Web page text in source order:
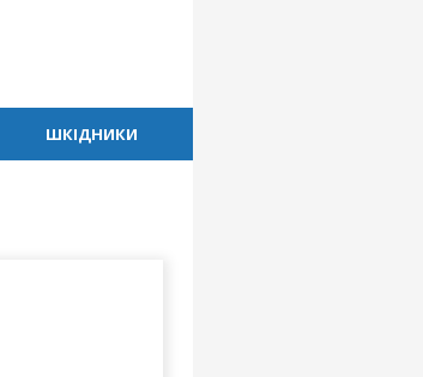
ШКІДНИКИ